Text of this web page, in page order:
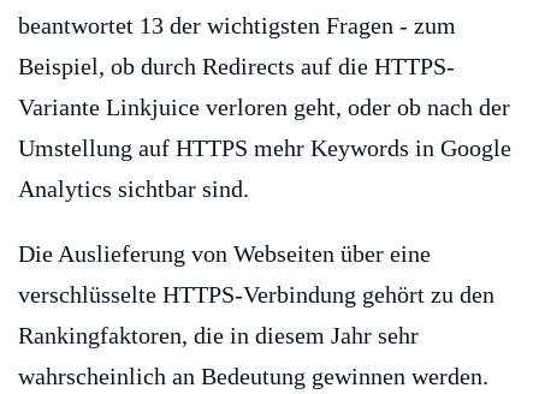
beantwortet 13 der wichtigsten Fragen - zum
Beispiel, ob durch Redirects auf die HTTPS-
Variante Linkjuice verloren geht, oder ob nach der
Umstellung auf HTTPS mehr Keywords in Google
Analytics sichtbar sind.
Die Auslieferung von Webseiten über eine
verschlüsselte HTTPS-Verbindung gehört zu den
Rankingfaktoren, die in diesem Jahr sehr
wahrscheinlich an Bedeutung gewinnen werden.